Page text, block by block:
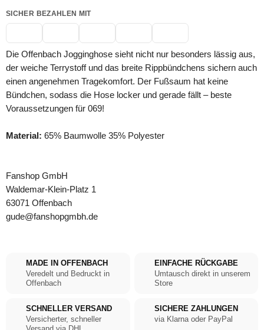
SICHER BEZAHLEN MIT
Die Offenbach Jogginghose sieht nicht nur besonders lässig aus,
der weiche Terrystoff und das breite Rippbündchens sichern auch
einen angenehmen Tragekomfort. Der Fußsaum hat keine
Bündchen, sodass die Hose locker und gerade fällt – beste
Voraussetzungen für 069!
Material: 65% Baumwolle 35% Polyester
Fanshop GmbH
Waldemar-Klein-Platz 1
63071 Offenbach
gude@fanshopgmbh.de
MADE IN OFFENBACH
Veredelt und Bedruckt in
Offenbach
EINFACHE RÜCKGABE
Umtausch direkt in unserem
Store
SCHNELLER VERSAND
Versicherter, schneller
SICHERE ZAHLUNGEN
via Klarna oder PayPal